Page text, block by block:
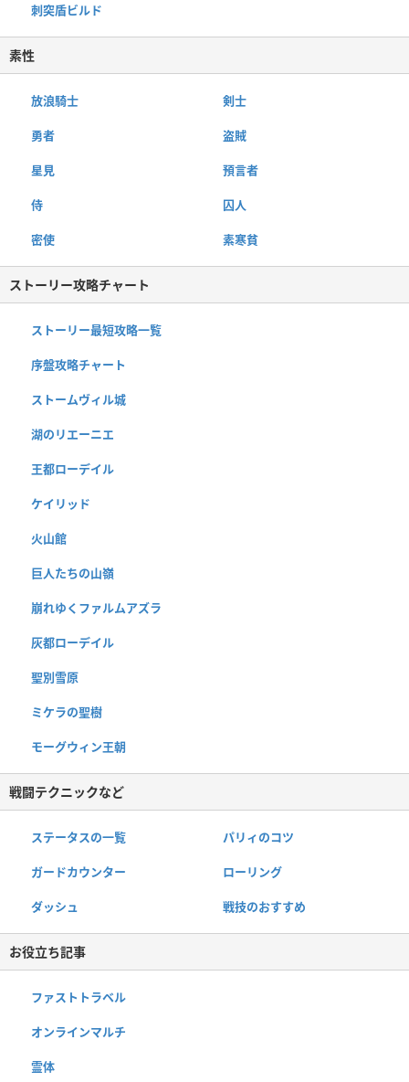
刺突盾ビルド
素性
放浪騎士 剣士
勇者 盗賊
星見 預言者
侍 囚人
密使 素寒貧
ストーリー攻略チャート
ストーリー最短攻略一覧
序盤攻略チャート
ストームヴィル城
湖のリエーニエ
王都ローデイル
ケイリッド
火山館
巨人たちの山嶺
崩れゆくファルムアズラ
灰都ローデイル
聖別雪原
ミケラの聖樹
モーグウィン王朝
戦闘テクニックなど
ステータスの一覧 パリィのコツ
ガードカウンター ローリング
ダッシュ 戦技のおすすめ
お役立ち記事
ファストトラベル
オンラインマルチ
霊体